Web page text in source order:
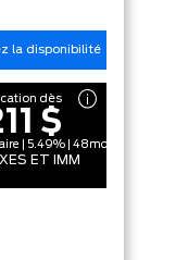
la disponibilité
dès
$
| 5.49% | 48mo
ET IMM